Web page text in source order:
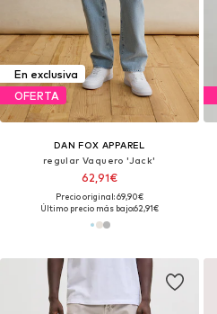
En exclusiva
OFERTA
DAN FOX APPAREL
regular Vaquero 'Jack'
62,91€
Precio original: 69,90€
Último precio más bajo:62,91€